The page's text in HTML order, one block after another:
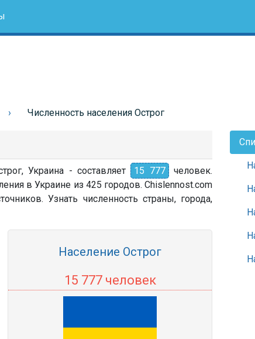
Численность населения Острог
Украина - составляет 15 777 человек.
в Украине из 425 городов. Chislennost.com
Узнать численность страны, города,
Население Острог
15 777 человек